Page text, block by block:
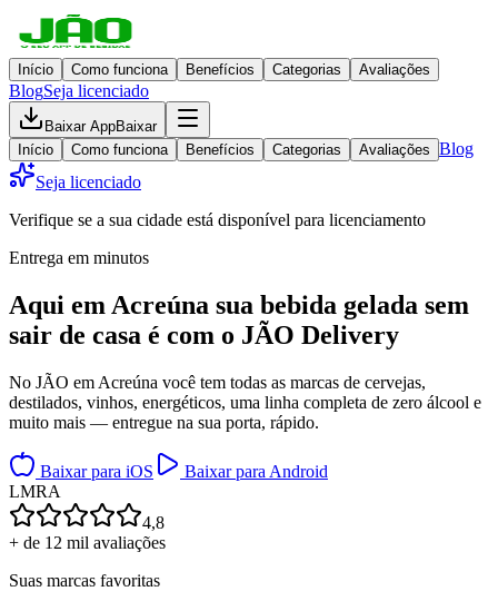
Início Como funciona Benefícios Categorias Avaliações
BlogSeja licenciado
Baixar AppBaixar
Início
Como funciona Benefícios Categorias Avaliações Blog
Seja licenciado
Verifique se a sua cidade está disponível para licenciamento
Entrega em minutos
Aqui em Acreúna sua bebida gelada sem
sair de casa é com o JÃO Delivery
No JÃO em Acreúna você tem todas as marcas de cervejas,
destilados, vinhos, energéticos, uma linha completa de zero álcool e
muito mais — entregue na sua porta, rápido.
Baixar para iOS
Baixar para Android
LMRA
4,8
+ de 12 mil avaliações
Suas marcas favoritas